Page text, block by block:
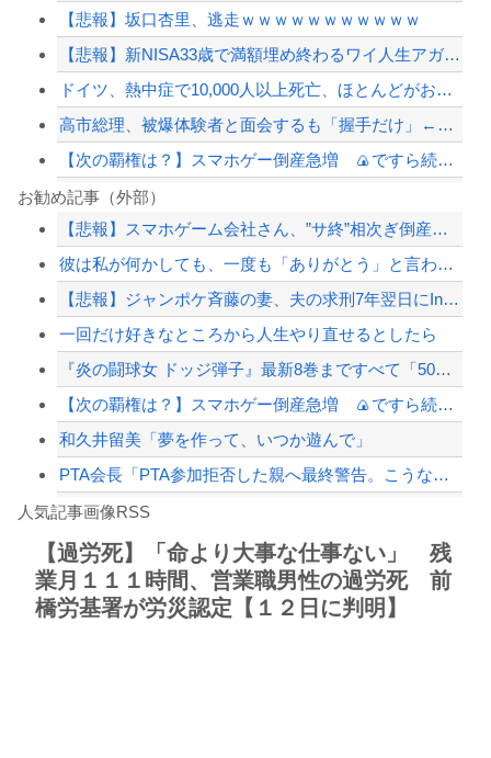
【悲報】坂口杏里、逃走ｗｗｗｗｗｗｗｗｗｗｗ
【悲報】新NISA33歳で満額埋め終わるワイ人生アガリの模様
ドイツ、熱中症で10,000人以上死亡、ほとんどがお前らと同年代で若者は元気💪
高市総理、被爆体験者と面会するも「握手だけ」←何のために会うんだよ…
【次の覇権は？】スマホゲー倒産急増 🍙ですら続くのに…
ワイの作った卵豆腐にいくら出せる？（※画像あり）
【驚愕】悠仁さまがもう19歳という事実…初の「おことば」にネット民驚嘆
ジャンポケ斎藤と代理人のやりとり、「地獄すぎて完全にコントになってる……」と衝撃...
【配信者】「金バエ」のSNS更新が1週間途絶え、様々な憶測が飛び交う。1週間ぶり...
Powered by livedoor 相互RSS
お勧め記事（外部）
【悲報】スマホゲーム会社さん、”サ終”相次ぎ倒産しまくってる模様
彼は私が何かしても、一度も「ありがとう」と言わない
【悲報】ジャンポケ斉藤の妻、夫の求刑7年翌日にInstagram更新「楽しすぎた...
一回だけ好きなところから人生やり直せるとしたら
『炎の闘球女 ドッジ弾子』最新8巻まですべて「50％ポイント還元」セール！3,5...
【次の覇権は？】スマホゲー倒産急増 🍙ですら続くのに…
和久井留美「夢を作って、いつか遊んで」
PTA会長「PTA参加拒否した親へ最終警告。こうなってもいい？」
【動画】タイのティパンコーン王子が日本人女性とデートか？
8/4のニュース
人気記事画像RSS
【過労死】「命より大事な仕事ない」 残
業月１１１時間、営業職男性の過労死 前
橋労基署が労災認定【１２日に判明】